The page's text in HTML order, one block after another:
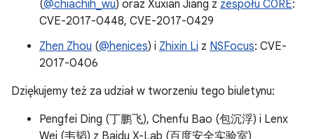
(@chiachih_wu) oraz Xuxian Jiang z zespołu C0RE:
CVE-2017-0448, CVE-2017-0429
Zhen Zhou (@henices) i Zhixin Li z NSFocus: CVE-
2017-0406
Dziękujemy też za udział w tworzeniu tego biuletynu:
Pengfei Ding (丁鹏飞), Chenfu Bao (包沉浮) i Lenx
Wei (韦韬) z Baidu X-Lab (百度安全实验室)